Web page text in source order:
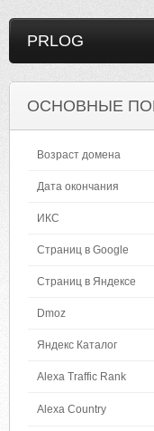
PRLOG
ОСНОВНЫЕ
Возраст домена
Дата окончания
ИКС
Страниц в Google
Страниц в Яндексе
Dmoz
Яндекс Каталог
Alexa Traffic Rank
Alexa Country